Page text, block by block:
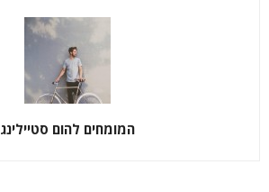
המומחים להום סטיילינג